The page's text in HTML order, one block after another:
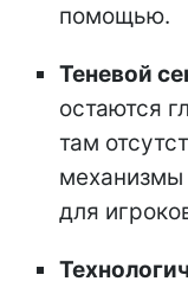
помощью.
Теневой
остаются
там
механизмы
для